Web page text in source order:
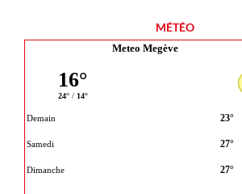
MÉTÉO
Meteo Megève